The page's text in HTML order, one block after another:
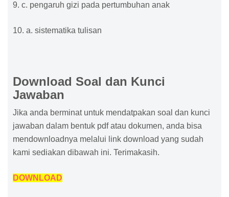
9. c. pengaruh gizi pada pertumbuhan anak
10. a. sistematika tulisan
Download Soal dan Kunci
Jawaban
Jika anda berminat untuk mendatpakan soal dan kunci
jawaban dalam bentuk pdf atau dokumen, anda bisa
mendownloadnya melalui link download yang sudah
kami sediakan dibawah ini. Terimakasih.
DOWNLOAD